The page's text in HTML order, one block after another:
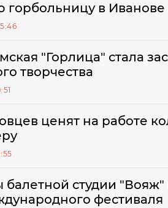
горбольницу в Иванове
"Горлица" стала
творчества
ценят на работе
балетной студии
фестиваля